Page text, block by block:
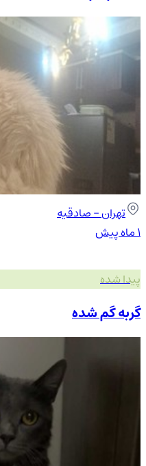
تهران- صادقیه
۱ ماه پیش
پیدا شده
گربه گم شده